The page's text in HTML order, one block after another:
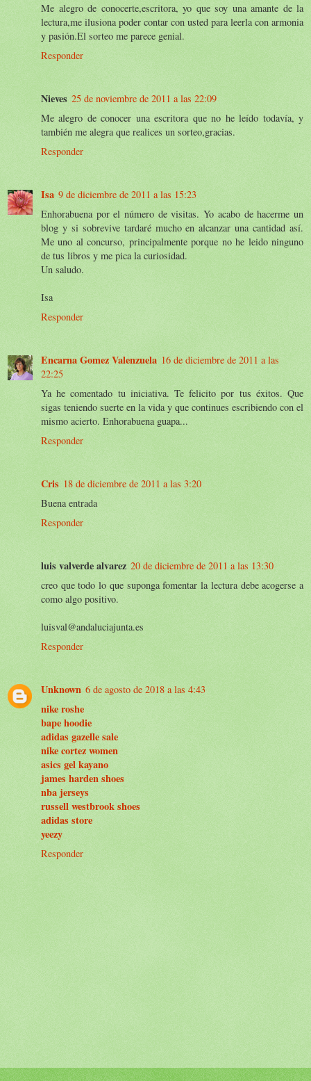
Me alegro de conocerte,escritora, yo que soy una amante de la
lectura,me ilusiona poder contar con usted para leerla con armonia
y pasión.El sorteo me parece genial.
Responder
Nieves 25 de noviembre de 2011 a las 22:09
Me alegro de conocer una escritora que no he leído todavía, y
también me alegra que realices un sorteo,gracias.
Responder
Isa 9 de diciembre de 2011 a las 15:23
Enhorabuena por el número de visitas. Yo acabo de hacerme un
blog y si sobrevive tardaré mucho en alcanzar una cantidad así.
Me uno al concurso, principalmente porque no he leido ninguno
de tus libros y me pica la curiosidad.
Un saludo.
Isa
Responder
Encarna Gomez Valenzuela 16 de diciembre de 2011 a las
22:25
Ya he comentado tu iniciativa. Te felicito por tus éxitos. Que
sigas teniendo suerte en la vida y que continues escribiendo con el
mismo acierto. Enhorabuena guapa...
Responder
Cris 18 de diciembre de 2011 a las 3:20
Buena entrada
Responder
luis valverde alvarez 20 de diciembre de 2011 a las 13:30
creo que todo lo que suponga fomentar la lectura debe acogerse a
como algo positivo.
luisval@andaluciajunta.es
Responder
Unknown 6 de agosto de 2018 a las 4:43
nike roshe
bape hoodie
adidas gazelle sale
nike cortez women
asics gel kayano
james harden shoes
nba jerseys
russell westbrook shoes
adidas store
yeezy
Responder